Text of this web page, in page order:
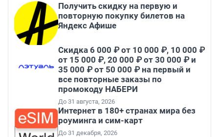
Получить скидку на первую и
повторную покупку билетов на
Яндекс Афише
Скидка 6 000 ₽ от 10 000 ₽, 10 000 ₽
от 15 000 ₽, 20 000 ₽ от 30 000 ₽ и
35 000 ₽ от 50 000 ₽ на первый и
все повторные заказы по
промокоду НАБЕРИ
До 31 августа, 2026
Интернет в 180+ странах мира без
роуминга и сим-карт
До 31 декабря, 2026